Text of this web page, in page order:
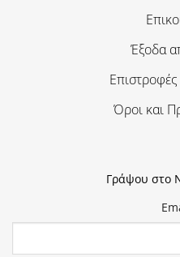
Έξοδα
Όροι και
Γράψου στο